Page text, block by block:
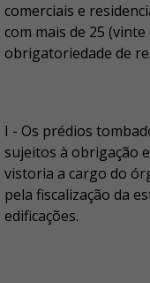
comerciais e
com mais de 25
obrigatoriedade de
I - Os prédios
sujeitos à obrigação
vistoria a cargo do
pela fiscalização da
edificações.